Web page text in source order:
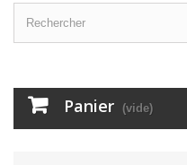
Panier (vide)